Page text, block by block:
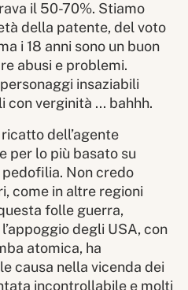
il 50-70%. Stiamo
della patente, del voto
i 18 anni sono un buon
abusi e problemi.
insaziabili
con verginità ... bahhh.
dell’agente
per lo più basato su
Non credo
come in altre regioni
folle guerra,
degli USA, con
atomica, ha
causa nella vicenda dei
incontrollabile e molti